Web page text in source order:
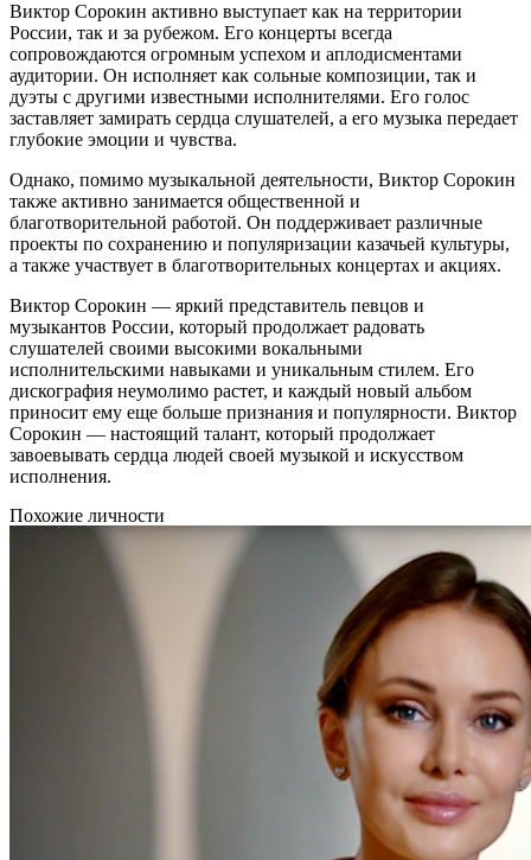
Виктор Сорокин активно выступает как на территории
России, так и за рубежом. Его концерты всегда
сопровождаются огромным успехом и аплодисментами
аудитории. Он исполняет как сольные композиции, так и
дуэты с другими известными исполнителями. Его голос
заставляет замирать сердца слушателей, а его музыка передает
глубокие эмоции и чувства.
Однако, помимо музыкальной деятельности, Виктор Сорокин
также активно занимается общественной и
благотворительной работой. Он поддерживает различные
проекты по сохранению и популяризации казачьей культуры,
а также участвует в благотворительных концертах и акциях.
Виктор Сорокин — яркий представитель певцов и
музыкантов России, который продолжает радовать
слушателей своими высокими вокальными
исполнительскими навыками и уникальным стилем. Его
дискография неумолимо растет, и каждый новый альбом
приносит ему еще больше признания и популярности. Виктор
Сорокин — настоящий талант, который продолжает
завоевывать сердца людей своей музыкой и искусством
исполнения.
Похожие личности